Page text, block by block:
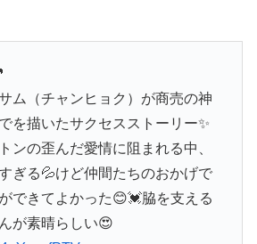
ム（チャンヒョク）が商売の神
を描いたサクセスストーリー✨
ンの歪んだ愛情に阻まれる中、
ぎる💦けど仲間たちのおかげで
できてよかった😊💓脇を支える
が素晴らしい😍